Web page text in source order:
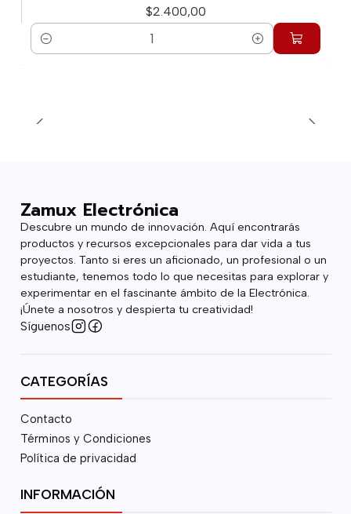
$2.400,00
Cantidad
Zamux Electrónica
Descubre un mundo de innovación. Aquí encontrarás
productos y recursos excepcionales para dar vida a tus
proyectos. Tanto si eres un aficionado, un profesional o un
estudiante, tenemos todo lo que necesitas para explorar y
experimentar en el fascinante ámbito de la Electrónica.
¡Únete a nosotros y despierta tu creatividad!
Síguenos
CATEGORÍAS
Contacto
Términos y Condiciones
Política de privacidad
INFORMACIÓN